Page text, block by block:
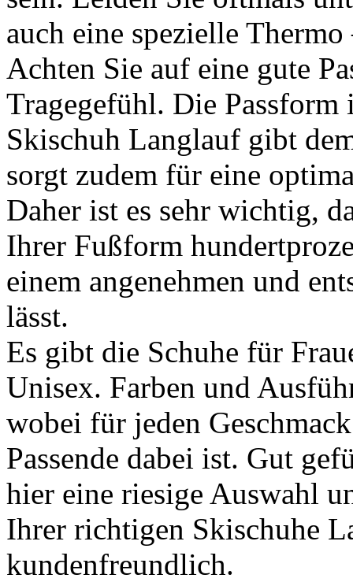
auch eine spezielle
Achten Sie auf eine gute
Tragegefühl. Die
Skischuh Langlauf gibt
sorgt zudem für eine
Daher ist es sehr wichtig,
Ihrer Fußform
einem angenehmen und
lässt.
Es gibt die Schuhe für
Unisex. Farben und
wobei für jeden
Passende dabei ist. Gut
hier eine riesige Auswahl
Ihrer richtigen Skischuhe
kundenfreundlich.